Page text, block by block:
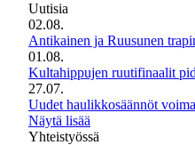
Uutisia
02.08.
Antikainen ja Ruusunen
01.08.
Kultahippujen ruutifinaalit
27.07.
Uudet haulikkosäännöt
Näytä lisää
Yhteistyössä